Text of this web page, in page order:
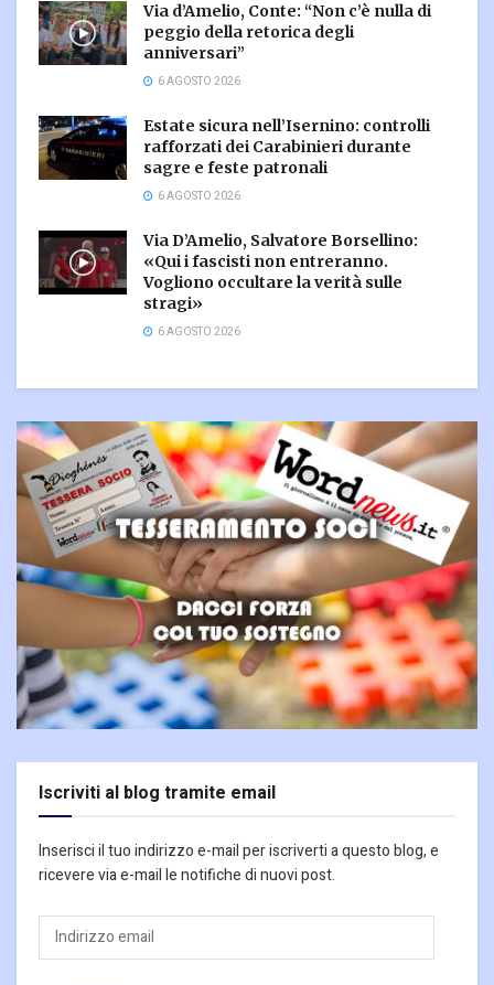
Via d’Amelio, Conte: “Non c’è nulla di
peggio della retorica degli
anniversari”
6 AGOSTO 2026
Estate sicura nell’Isernino: controlli
rafforzati dei Carabinieri durante
sagre e feste patronali
6 AGOSTO 2026
Via D’Amelio, Salvatore Borsellino:
«Qui i fascisti non entreranno.
Vogliono occultare la verità sulle
stragi»
6 AGOSTO 2026
Iscriviti al blog tramite email
Inserisci il tuo indirizzo e-mail per iscriverti a questo blog, e
ricevere via e-mail le notifiche di nuovi post.
Indirizzo
email